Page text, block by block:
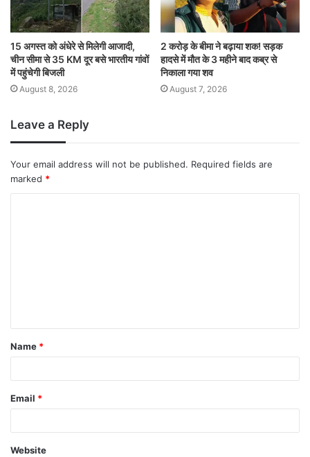
15 अगस्त को अंधेरे से मिलेगी आजादी,
चीन सीमा से 35 KM दूर बसे भारतीय गांवों
में पहुंचेगी बिजली
August 8, 2026
2 करोड़ के बीमा ने बढ़ाया शक! सड़क
हादसे में मौत के 3 महीने बाद कब्र से
निकाला गया शव
August 7, 2026
Leave a Reply
Your email address will not be published. Required fields are
marked *
Name *
Email *
Website